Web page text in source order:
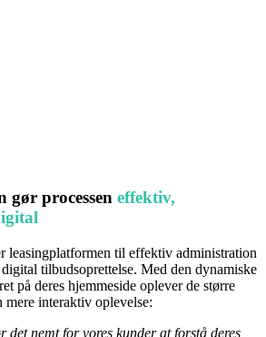
gør processen effektiv,
leasingplatformen til effektiv administration
tilbudsoprettelse. Med den dynamiske
på deres hjemmeside oplever de større
interaktiv oplevelse:
det nemt for vores kunder at forstå deres